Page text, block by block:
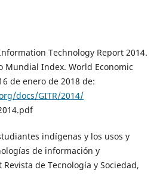
Technology Report 2014.
Mundial Index. World Economic
de enero de 2018 de:
docs/GITR/2014/
indígenas y los usos y
de información y
de Tecnología y Sociedad,